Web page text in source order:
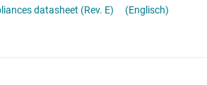
datasheet (Rev. E)
(Englisch)